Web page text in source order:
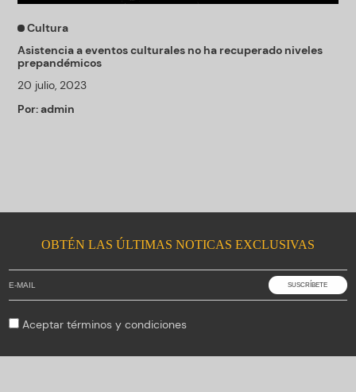
Cultura
Asistencia a eventos culturales no ha recuperado niveles
prepandémicos
20 julio, 2023
Por:admin
OBTÉN LAS ÚLTIMAS NOTICAS EXCLUSIVAS
Aceptartérminos y condiciones